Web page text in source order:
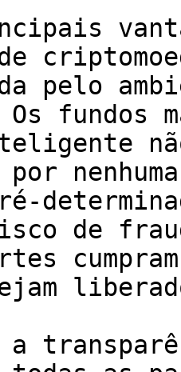
pelo
fundos
por
de
a